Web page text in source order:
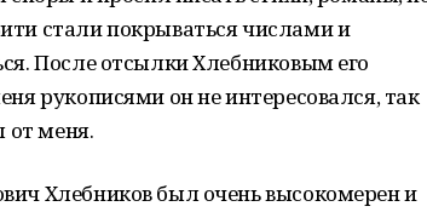
стали покрываться числами и
После отсылки Хлебниковым его
рукописями он не интересовался, так
от меня.
Хлебников был очень высокомерен и